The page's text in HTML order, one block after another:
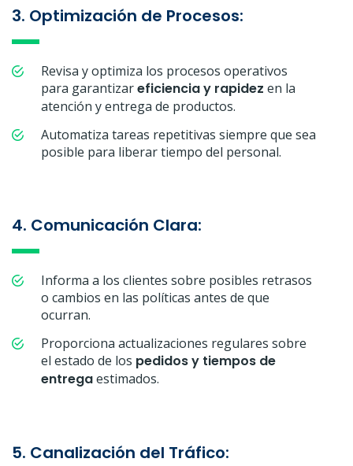
3. Optimización de Procesos:
Revisa y optimiza los procesos operativos
para garantizareficiencia y rapidez en la
atención y entrega de productos.
Automatiza tareas repetitivas siempre que sea
posible para liberar tiempo del personal.
4. Comunicación Clara:
Informa a los clientes sobre posibles retrasos
o cambios en las políticas antes de que
ocurran.
Proporciona actualizaciones regulares sobre
el estado de los pedidos y tiempos de
entregaestimados.
5. Canalización del Tráfico: